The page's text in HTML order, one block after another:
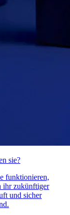
sie?
funktionieren,
ihr zukünftiger
und sicher